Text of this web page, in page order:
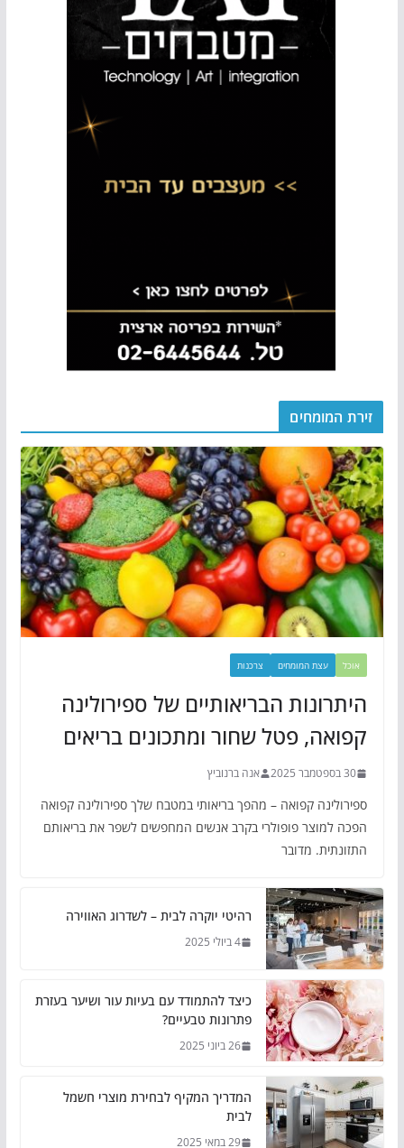
זירת המומחים
אוכל עצת המומחים צרכנות
היתרונות הבריאותיים של ספירולינה
קפואה, פטל שחור ומתכונים בריאים
30 בספטמבר 2025 אנה ברנוביץ
ספירולינה קפואה – מהפך בריאותי במטבח שלך ספירולינה קפואה
הפכה למוצר פופולרי בקרב אנשים המחפשים לשפר את בריאותם
התזונתית. מדובר
רהיטי יוקרה לבית – לשדרוג האווירה
4 ביולי 2025
כיצד להתמודד עם בעיות עור ושיער בעזרת
פתרונות טבעיים?
26 ביוני 2025
המדריך המקיף לבחירת מוצרי חשמל
לבית
29 במאי 2025